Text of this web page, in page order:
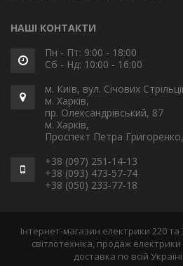
НАШІ КОНТАКТИ
Пн - Пт: 9:00 - 18:00
Сб - Нд: 10:00 - 16:00
м. Київ, вул. Січових
м. Харків,
пр. Олександрівський, 87
м. Харків,
Проспект Петра
+38 (097) 251-14-13
+38 (093) 473-57-74
+38 (050) 233-77-18
Інтернет-магазин електрики 220
світлотехніка, продаж
доставка по всій